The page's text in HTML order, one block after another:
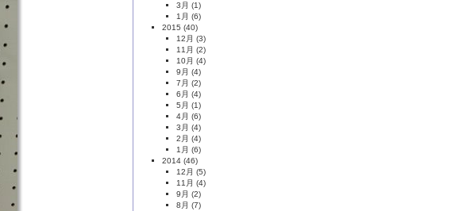
3月 (1)
1月 (6)
2015 (40)
12月 (3)
11月 (2)
10月 (4)
9月 (4)
7月 (2)
6月 (4)
5月 (1)
4月 (6)
3月 (4)
2月 (4)
1月 (6)
2014 (46)
12月 (5)
11月 (4)
9月 (2)
8月 (7)